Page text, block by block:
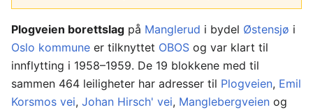
Plogveien borettslag på Manglerud i bydel Østensjø i
Oslo kommune er tilknyttet OBOS og var klart til
innflytting i 1958–1959. De 19 blokkene med til
sammen 464 leiligheter har adresser til Plogveien, Emil
Korsmos vei, Johan Hirsch' vei, Manglebergveien og